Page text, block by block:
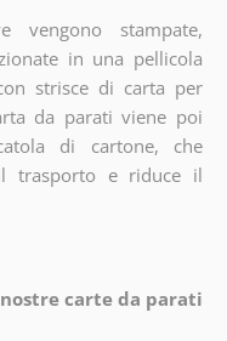
vengono stampate,
in una pellicola
strisce di carta per
da parati viene poi
di cartone, che
trasporto e riduce il
carte da parati